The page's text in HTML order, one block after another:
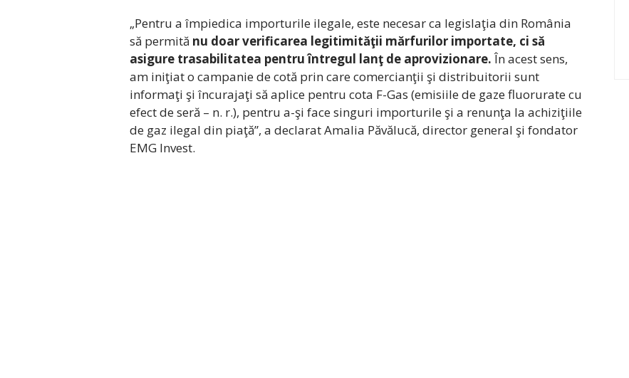
„Pentru a împiedica importurile ilegale, este necesar ca legislaţia din România
să permită nu doar verificarea legitimităţii mărfurilor importate, ci să
asigure trasabilitatea pentru întregul lanţ de aprovizionare.În acest sens,
am iniţiat o campanie de cotă prin care comercianţii şi distribuitorii sunt
informaţi şi încurajaţi să aplice pentru cota F-Gas (emisiile de gaze fluorurate cu
efect de seră – n. r.), pentru a-şi face singuri importurile şi a renunţa la achiziţiile
de gaz ilegal din piaţă”, a declarat Amalia Păvălucă, director general şi fondator
EMG Invest.